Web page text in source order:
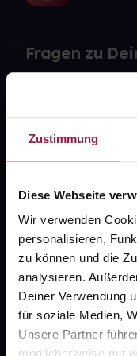
Zustimmung
Diese Webseite
Wir verwenden
personalisieren,
zu können und die
analysieren.
Deiner Verwendung
für soziale Medien,
Unsere Partner
Fragen zu
Über uns
Karriere